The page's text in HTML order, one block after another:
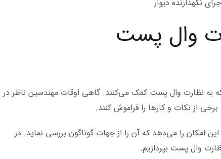
نگهدارنده دیوار
وال پست
نظارت وال پست کمک می‌کنند. گاهی اوقات مهندسین ناظر در
از نکات و کار‌ها را فراموش کنند.
امکان را می‌دهد که آن را از جهات گوناگون بررسی نماید. در
وال پست بپردازیم.